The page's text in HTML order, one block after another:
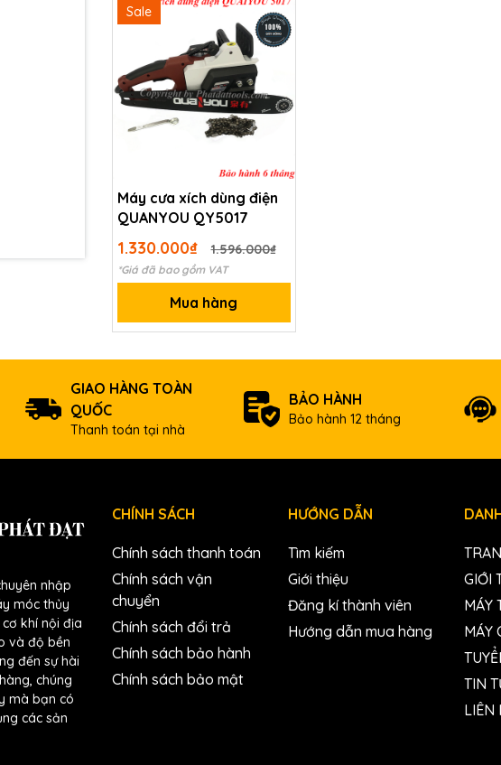
Sale
Máy cưa xích dùng điện
QUANYOU QY5017
1.330.000₫ 1.596.000₫
*Giá đã bao gồm VAT
Mua hàng
GIAO HÀNG TOÀN
QUỐC
Thanh toán tại nhà
BẢO HÀNH
Bảo hành 12 tháng
nhập
móc thủy
khí nội địa
và độ bền
đến sự hài
chúng
mà bạn có
các sản
CHÍNH SÁCH
Chính sách thanh toán
Chính sách vận
chuyển
Chính sách đổi trả
Chính sách bảo hành
Chính sách bảo mật
HƯỚNG DẪN
Tìm kiếm
Giới thiệu
Đăng kí thành viên
Hướng dẫn mua hàng
GIỚI
MÁY
MÁY
TIN
LIÊN